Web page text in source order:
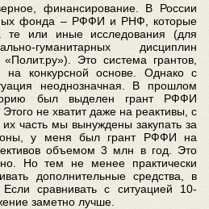
финансирование. В России
фонда – РФФИ и РНФ, которые
те или иные исследования (для
гуманитарных дисциплин
Это система грантов,
на конкурсной основе. Однако с
неоднозначная. В прошлом
был выделен грант РФФИ
не хватит даже на реактивы, с
часть мы вынуждены закупать за
у меня был грант РФФИ на
объемом 3 млн в год. Это
Но тем не менее практически
дополнительные средства, в
сравнивать с ситуацией 10-
заметно лучше.